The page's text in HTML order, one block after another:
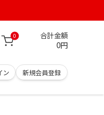
0 合計金額
0円
ン 新規会員登録